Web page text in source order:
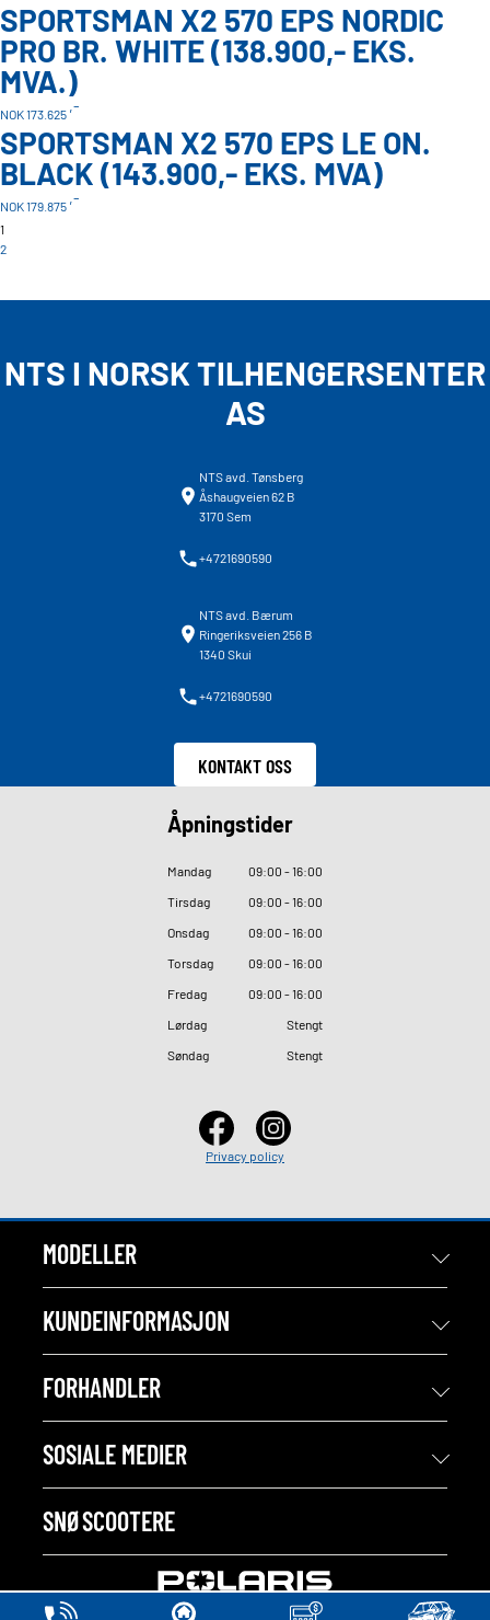
SPORTSMAN X2 570 EPS NORDIC
PRO BR. WHITE (138.900,- EKS.
MVA.)
NOK 173.625 ,-
SPORTSMAN X2 570 EPS LE ON.
BLACK (143.900,- EKS. MVA)
NOK 179.875 ,-
1
2
NTS I NORSK TILHENGERSENTER
AS
NTS avd. Tønsberg
Åshaugveien 62 B
3170 Sem
+4721690590
NTS avd. Bærum
Ringeriksveien 256 B
1340 Skui
+4721690590
KONTAKT OSS
Åpningstider
Mandag 09:00 - 16:00
Tirsdag
09:00 - 16:00
Onsdag
09:00 - 16:00
Torsdag
09:00 - 16:00
Fredag
09:00 - 16:00
Lørdag
Stengt
Søndag
Stengt
Privacy policy
MODELLER
KUNDEINFORMASJON
FORHANDLER
SOSIALE MEDIER
SNØSCOOTERE